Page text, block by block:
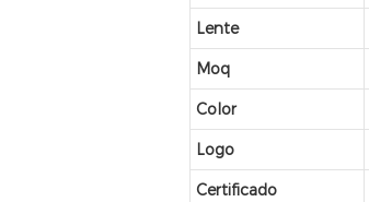
Lente
Moq
Color
Logo
Certificado